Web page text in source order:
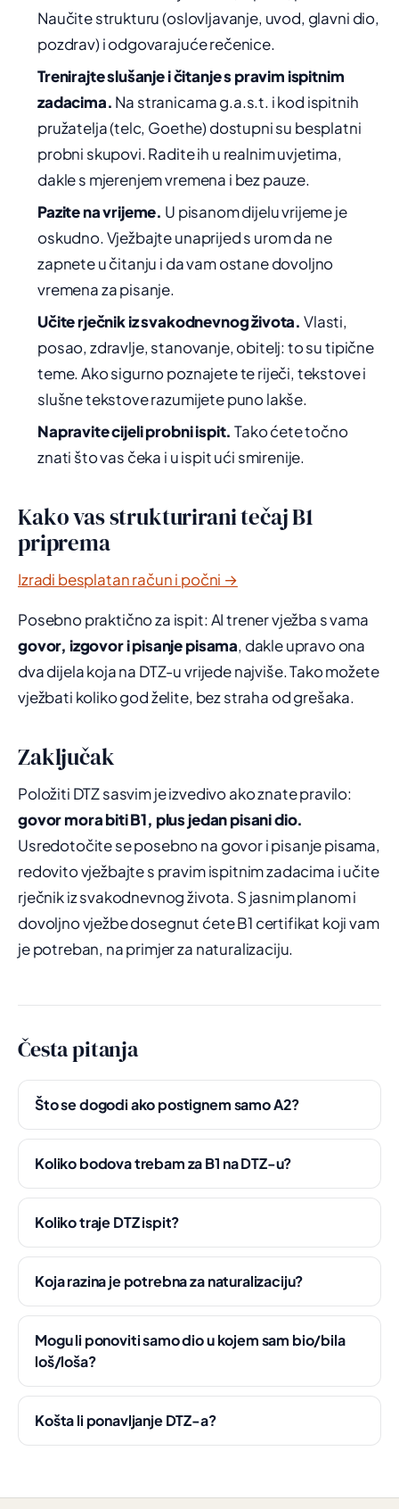
Naučite strukturu (oslovljavanje, uvod, glavni dio,
pozdrav) i odgovarajuće rečenice.
Trenirajte slušanje i čitanje s pravim ispitnim
zadacima. Na stranicama g.a.s.t. i kod ispitnih
pružatelja (telc, Goethe) dostupni su besplatni
probni skupovi. Radite ih u realnim uvjetima,
dakle s mjerenjem vremena i bez pauze.
Pazite na vrijeme. U pisanom dijelu vrijeme je
oskudno. Vježbajte unaprijed s urom da ne
zapnete u čitanju i da vam ostane dovoljno
vremena za pisanje.
Učite rječnik iz svakodnevnog života. Vlasti,
posao, zdravlje, stanovanje, obitelj: to su tipične
teme. Ako sigurno poznajete te riječi, tekstove i
slušne tekstove razumijete puno lakše.
Napravite cijeli probni ispit. Tako ćete točno
znati što vas čeka i u ispit ući smirenije.
Kako vas strukturirani tečaj B1
priprema
Izradi besplatan račun i počni →
Posebno praktično za ispit: AI trener vježba s vama
govor, izgovor i pisanje pisama, dakle upravo ona
dva dijela koja na DTZ-u vrijede najviše. Tako možete
vježbati koliko god želite, bez straha od grešaka.
Zaključak
Položiti DTZ sasvim je izvedivo ako znate pravilo:
govor mora biti B1, plus jedan pisani dio.
Usredotočite se posebno na govor i pisanje pisama,
redovito vježbajte s pravim ispitnim zadacima i učite
rječnik iz svakodnevnog života. S jasnim planom i
dovoljno vježbe dosegnut ćete B1 certifikat koji vam
je potreban, na primjer za naturalizaciju.
Česta pitanja
Što se dogodi ako postignem samo A2?
Koliko bodova trebam za B1 na DTZ-u?
Koliko traje DTZ ispit?
Koja razina je potrebna za naturalizaciju?
Mogu li ponoviti samo dio u kojem sam bio/bila
loš/loša?
Košta li ponavljanje DTZ-a?